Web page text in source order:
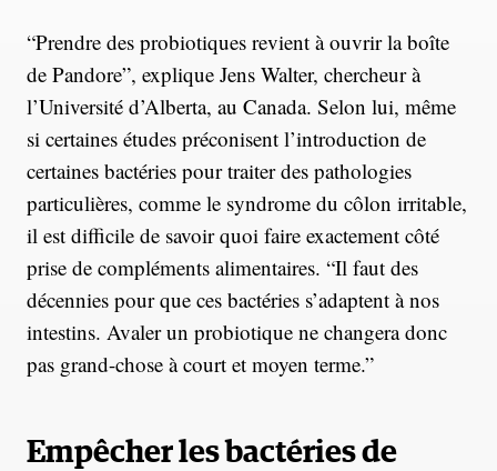
“Prendre des probiotiques revient à ouvrir la boîte
de Pandore”, explique Jens Walter, chercheur à
l’Université d’Alberta, au Canada. Selon lui, même
si certaines études préconisent l’introduction de
certaines bactéries pour traiter des pathologies
particulières, comme le syndrome du côlon irritable,
il est difficile de savoir quoi faire exactement côté
prise de compléments alimentaires. “Il faut des
décennies pour que ces bactéries s’adaptent à nos
intestins. Avaler un probiotique ne changera donc
pas grand-chose à court et moyen terme.”
Empêcher les bactéries de